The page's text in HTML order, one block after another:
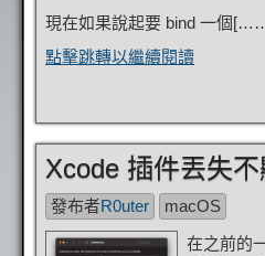
現在如果說起要 bind 一個
點擊跳轉以繼續閱讀
Xcode 插件丟失
發布者R0uter
macOS
在之前的